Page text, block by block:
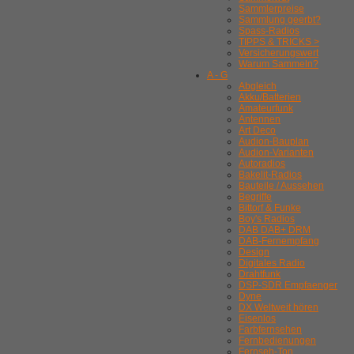
Sammlerpreise
Sammlung geerbt?
Spass-Radios
TIPPS & TRICKS >
Versicherungswert
Warum Sammeln?
A - G
Abgleich
Akku/Batterien
Amateurfunk
Antennen
Art Deco
Audion-Bauplan
Audion-Varianten
Autoradios
Bakelit-Radios
Bauteile / Aussehen
Begriffe
Bittorf & Funke
Boy's Radios
DAB DAB+ DRM
DAB-Fernempfang
Design
Digitales Radio
Drahtfunk
DSP-SDR Empfaenger
Dyne
DX Weltweit hören
Eisenlos
Farbfernsehen
Fernbedienungen
Fernseh-Ton